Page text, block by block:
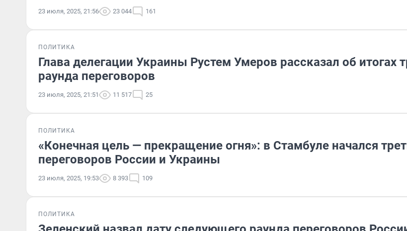
23 июля, 2025, 21:56 23 044 161
ПОЛИТИКА
Глава делегации Украины Рустем Умеров рассказал об итогах
раунда переговоров
23 июля, 2025, 21:51 11 517 25
ПОЛИТИКА
«Конечная цель — прекращение огня»: в Стамбуле начался
переговоров России и Украины
23 июля, 2025, 19:53 8 393 109
ПОЛИТИКА